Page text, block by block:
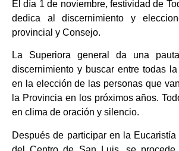
El día 1 de noviembre, festividad de
dedica al discernimiento y
provincial y Consejo.
La Superiora general da una
discernimiento y buscar entre todas
en la elección de las personas que
la Provincia en los próximos años.
en clima de oración y silencio.
Después de participar en la